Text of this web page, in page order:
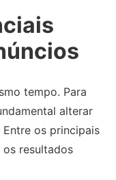
tempo. Para
alterar
os principais
resultados